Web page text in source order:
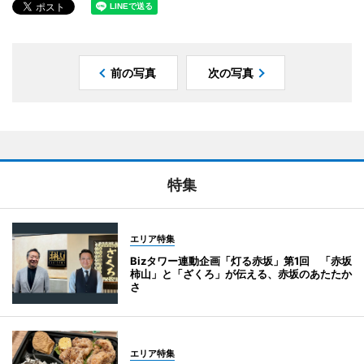
前の写真 次の写真
特集
エリア特集
Bizタワー連動企画「灯る赤坂」第1回 「赤坂
柿山」と「ざくろ」が伝える、赤坂のあたたか
さ
エリア特集